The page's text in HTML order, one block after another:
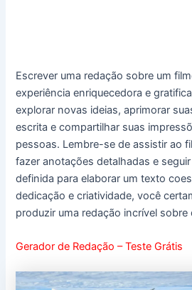
Escrever uma redação sobre um
experiência enriquecedora e
explorar novas ideias, aprimorar
escrita e compartilhar suas
pessoas. Lembre-se de assistir ao
fazer anotações detalhadas e
definida para elaborar um texto
dedicação e criatividade, você
produzir uma redação incrível
Gerador de Redação – Teste Grátis